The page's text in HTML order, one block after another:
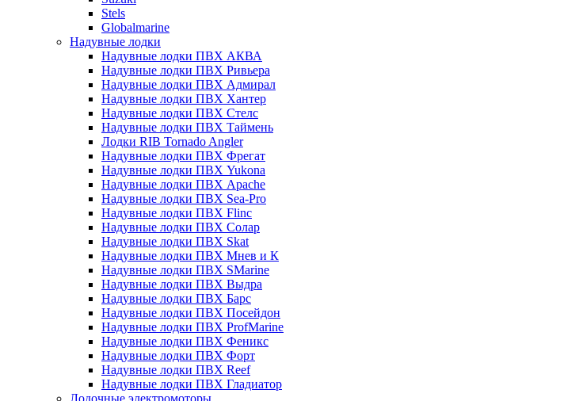
Stels
Globalmarine
Надувные лодки
Надувные лодки ПВХ АКВА
Надувные лодки ПВХ Ривьера
Надувные лодки ПВХ Адмирал
Надувные лодки ПВХ Хантер
Надувные лодки ПВХ Стелс
Надувные лодки ПВХ Таймень
Лодки RIB Tornado Angler
Надувные лодки ПВХ Фрегат
Надувные лодки ПВХ Yukona
Надувные лодки ПВХ Apache
Надувные лодки ПВХ Sea-Pro
Надувные лодки ПВХ Flinc
Надувные лодки ПВХ Солар
Надувные лодки ПВХ Skat
Надувные лодки ПВХ Мнев и К
Надувные лодки ПВХ SMarine
Надувные лодки ПВХ Выдра
Надувные лодки ПВХ Барс
Надувные лодки ПВХ Посейдон
Надувные лодки ПВХ ProfMarine
Надувные лодки ПВХ Феникс
Надувные лодки ПВХ Форт
Надувные лодки ПВХ Reef
Надувные лодки ПВХ Гладиатор
Лодочные электромоторы